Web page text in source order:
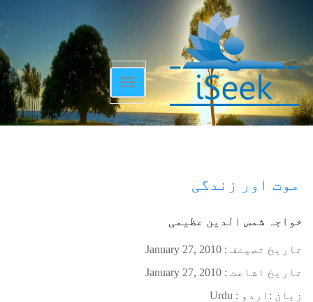
Toggle
navigation
موت اور زندگی
خواجہ شمس الدین عظیمی
تاریخ تصینف : January 27, 2010
تاریخ اشاعت : January 27, 2010
زبان : اردو : Urdu